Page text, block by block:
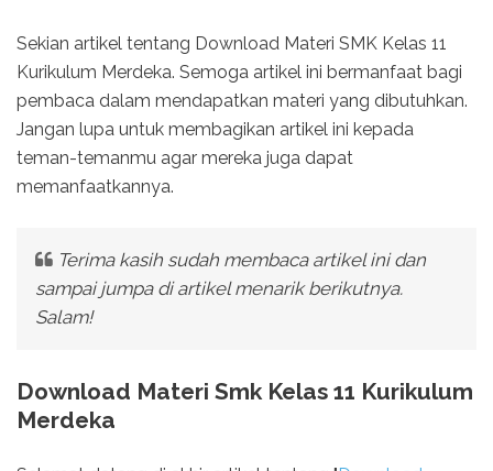
Sekian artikel tentang Download Materi SMK Kelas 11
Kurikulum Merdeka. Semoga artikel ini bermanfaat bagi
pembaca dalam mendapatkan materi yang dibutuhkan.
Jangan lupa untuk membagikan artikel ini kepada
teman-temanmu agar mereka juga dapat
memanfaatkannya.
Terima kasih sudah membaca artikel ini dan
sampai jumpa di artikel menarik berikutnya.
Salam!
Download Materi Smk Kelas 11 Kurikulum
Merdeka